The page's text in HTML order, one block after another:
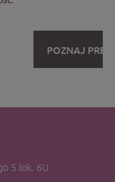
POZNAJ
5 lok. 6U